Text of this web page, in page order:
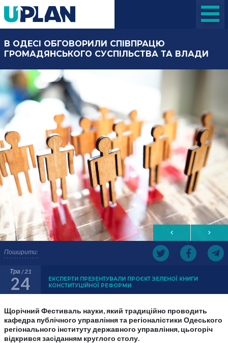
Поширити:
В ОДЕСІ ОБГОВОРИЛИ СПІВПРАЦЮ
ГРОМАДЯНСЬКОГО СУСПІЛЬСТВА ТА ВЛАДИ
Тра / 21
24
ЕКСПЕРТИ ПРЕЗЕНТУВАЛИ ПРОЄКТ ЗЕЛЕНОЇ КНИГИ
КОНСТИТУЦІЙНОЇ РЕФОРМИ
Щорічний Фестиваль науки, який традиційно проводить
кафедра публічного управління та регіоналістики Одеського
регіонального інституту державного управління, цьогоріч
відкрився засіданням круглого столу.